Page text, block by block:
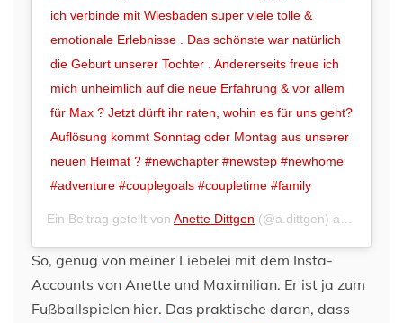
ich verbinde mit Wiesbaden super viele tolle &
emotionale Erlebnisse . Das schönste war natürlich
die Geburt unserer Tochter . Andererseits freue ich
mich unheimlich auf die neue Erfahrung & vor allem
für Max ? Jetzt dürft ihr raten, wohin es für uns geht?
Auflösung kommt Sonntag oder Montag aus unserer
neuen Heimat ? #newchapter #newstep #newhome
#adventure #couplegoals #coupletime #family
Ein Beitrag geteilt von Anette Dittgen (@a.dittgen) am
So, genug von meiner Liebelei mit dem Insta-
Accounts von Anette und Maximilian. Er ist ja zum
Fußballspielen hier. Das praktische daran, dass